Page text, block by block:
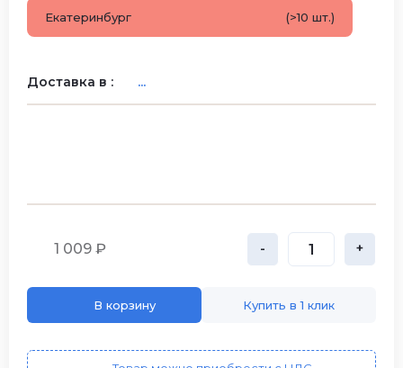
Екатеринбург (>10 шт.)
Доставка в : ...
1 009 ₽ - +
В корзину Купить в 1 клик